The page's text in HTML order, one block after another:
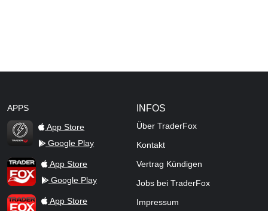
APPS
TraderFox Flash
App Store
Google Play
TraderFox AppApp Store
Google Play
TraderFox ProApp Store
INFOS
Über TraderFox
Kontakt
Vertrag Kündigen
Jobs bei TraderFox
Impressum